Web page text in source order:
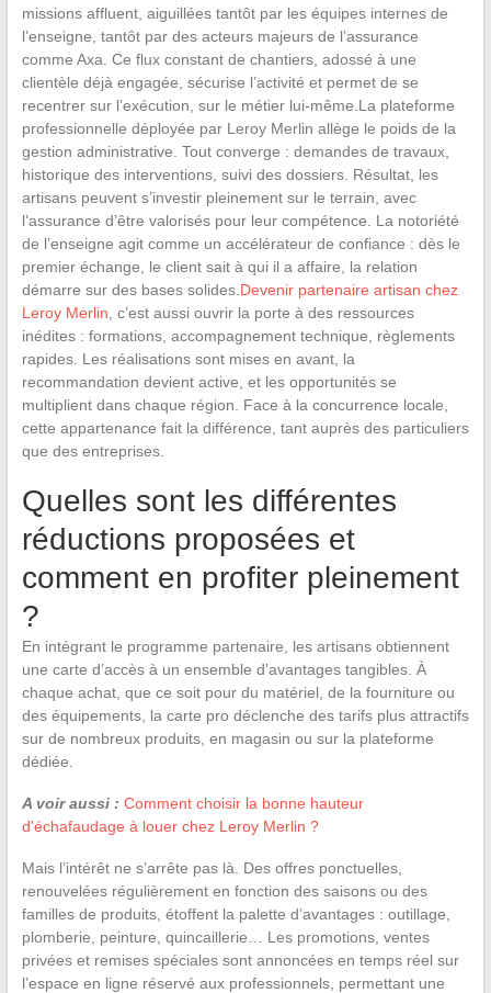
missions affluent, aiguillées tantôt par les équipes internes de
l’enseigne, tantôt par des acteurs majeurs de l’assurance
comme Axa. Ce flux constant de chantiers, adossé à une
clientèle déjà engagée, sécurise l’activité et permet de se
recentrer sur l’exécution, sur le métier lui-même.La plateforme
professionnelle déployée par Leroy Merlin allège le poids de la
gestion administrative. Tout converge : demandes de travaux,
historique des interventions, suivi des dossiers. Résultat, les
artisans peuvent s’investir pleinement sur le terrain, avec
l’assurance d’être valorisés pour leur compétence. La notoriété
de l’enseigne agit comme un accélérateur de confiance : dès le
premier échange, le client sait à qui il a affaire, la relation
démarre sur des bases solides. Devenir partenaire artisan chez
Leroy Merlin , c’est aussi ouvrir la porte à des ressources
inédites : formations, accompagnement technique, règlements
rapides. Les réalisations sont mises en avant, la
recommandation devient active, et les opportunités se
multiplient dans chaque région. Face à la concurrence locale,
cette appartenance fait la différence, tant auprès des particuliers
que des entreprises.
Quelles sont les différentes
réductions proposées et
comment en profiter pleinement
?
En intégrant le programme partenaire, les artisans obtiennent
une carte d’accès à un ensemble d’avantages tangibles. À
chaque achat, que ce soit pour du matériel, de la fourniture ou
des équipements, la carte pro déclenche des tarifs plus attractifs
sur de nombreux produits, en magasin ou sur la plateforme
dédiée.
A voir aussi : Comment choisir la bonne hauteur
d'échafaudage à louer chez Leroy Merlin ?
Mais l’intérêt ne s’arrête pas là. Des offres ponctuelles,
renouvelées régulièrement en fonction des saisons ou des
familles de produits, étoffent la palette d’avantages : outillage,
plomberie, peinture, quincaillerie… Les promotions, ventes
privées et remises spéciales sont annoncées en temps réel sur
l’espace en ligne réservé aux professionnels, permettant une